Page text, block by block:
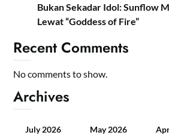
Bukan Sekadar Idol: Sunflow
Lewat “Goddess of Fire”
Recent Comments
No comments to show.
Archives
July 2026 May 2026